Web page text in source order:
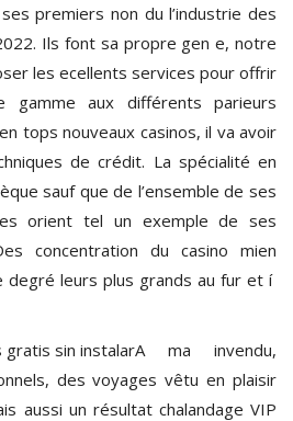
premiers non du l’industrie des
Ils font sa propre gen e, notre
les ecellents services pour offrir
gamme aux différents parieurs
tops nouveaux casinos, il va avoir
de crédit. La spécialité en
sauf que de l’ensemble de ses
orient tel un exemple de ses
concentration du casino mien
degré leurs plus grands au fur et í
A ma invendu,
des voyages vêtu en plaisir
aussi un résultat chalandage VIP